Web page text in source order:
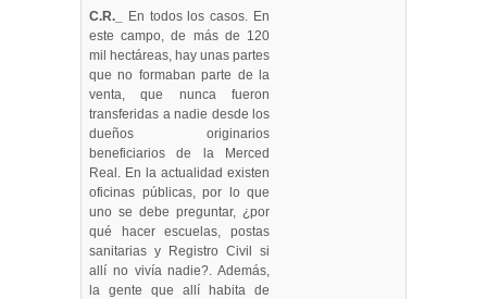
C.R._
En todos los casos. En
este campo, de más de 120
mil hectáreas, hay unas partes
que no formaban parte de la
venta, que nunca fueron
transferidas a nadie desde los
dueños originarios
beneficiarios de la Merced
Real. En la actualidad existen
oficinas públicas, por lo que
uno se debe preguntar, ¿por
qué hacer escuelas, postas
sanitarias y Registro Civil si
allí no vivía nadie?. Además,
la gente que allí habita de